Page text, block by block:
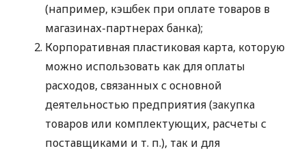
(например, кэшбек при оплате товаров в
магазинах-партнерах банка);
Корпоративная пластиковая карта, которую
можно использовать как для оплаты
расходов, связанных с основной
деятельностью предприятия (закупка
товаров или комплектующих, расчеты с
поставщиками и т. п.), так и для